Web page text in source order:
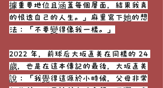
據重要地位且涵蓋每個層面，結果我真
的恨透自己的人生。」麻里寫下她的想
法：「不要變得像我一樣。」
2022 年，前球后大坂直美在同樣的 24
歲，也是在這本傳記的最後，大坂直美
說：「我覺得這源於小時候，父母非常